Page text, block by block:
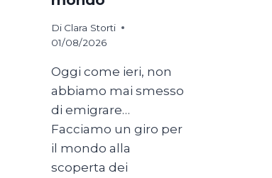
Di Clara Storti
01/08/2026
Oggi come ieri, non
abbiamo mai smesso
di emigrare…
Facciamo un giro per
il mondo alla
scoperta dei